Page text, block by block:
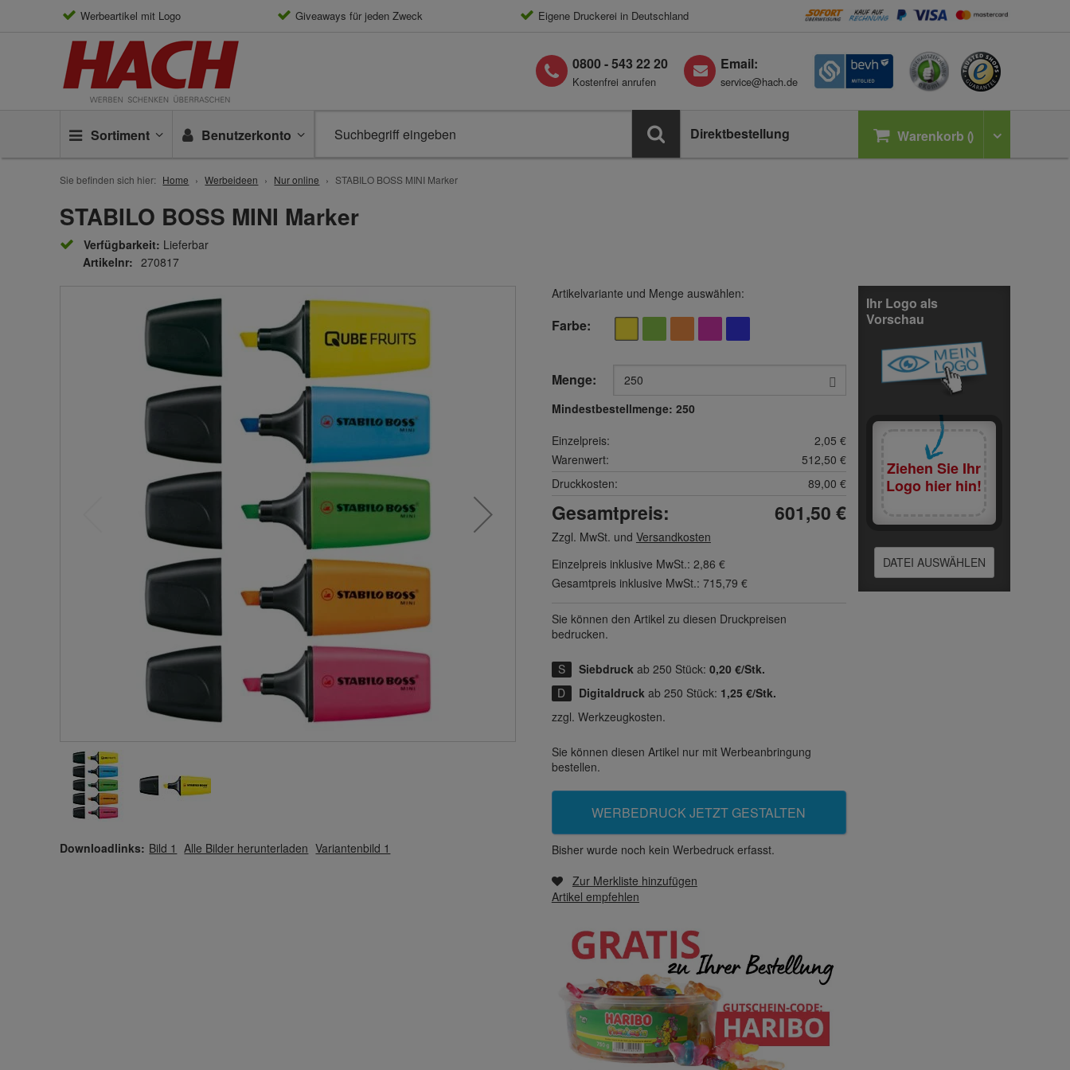
Werbeartikel mit Logo Giveaways für jeden Zweck Eigene Druckerei in Deutschland
0800 - 543 22 20
Kostenfrei anrufen
Email:
service@hach.de
Sortiment Warenkorb
Benutzerkonto Direktbestellung
Sie befinden sich hier: Home Werbeideen Nur online STABILO BOSS MINI Marker
STABILO BOSS MINI Marker
Verfügbarkeit: Lieferbar
Artikelnr: 270817
Downloadlinks: Bild 1 Alle Bilder herunterladen Variantenbild 1
Artikelvariante und Menge auswählen:
Farbe
Menge:
Mindestbestellmenge: 250
Einzelpreis:
2,05 €
Warenwert:
512,50 €
Druckkosten:
89,00 €
Gesamtpreis: 601,50 €
Zzgl. MwSt. und Versandkosten
Einzelpreis inklusive MwSt.: 2,86 €
Gesamtpreis inklusive MwSt.: 715,79 €
Sie können den Artikel zu diesen Druck­preisen
bedrucken.
Siebdruck ab 250 Stück: 0,20 €/Stk.
Digitaldruck ab 250 Stück: 1,25 €/Stk.
zzgl. Werkzeugkosten.
Sie können diesen Artikel nur mit Werbeanbringung
bestellen.
WERBEDRUCK JETZT GESTALTEN
Bisher wurde noch kein Werbedruck erfasst.
Zur Merkliste hinzufügen
Artikel empfehlen
Ihr Logo als
Vorschau
Ziehen Sie Ihr
Logo hier hin!
DATEI AUSWÄHLEN